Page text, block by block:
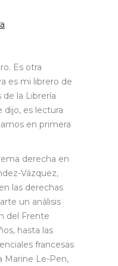
Es otra
es mi librero de
de la Librería
dijo, es lectura
en primera
derecha en
Vázquez,
las derechas
un análisis
del Frente
hasta las
francesas
Marine Le-Pen,